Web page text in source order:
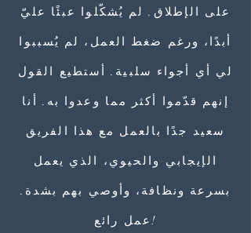
على الإطلاق. لم يُشكّلوا عبئًا عليّ
أبدًا، ورغم ضغط العمل، لم يُسببوا
لي أي أجواء سلبية. أستطيع القول
إنهم قدّموا أكثر مما وعدوا به. أنا
سعيد جدًا بالعمل مع هذا الفريق
الإيجابي والحيوي، الذي يعمل
بسرعة ونظافة، وأوصي بهم بشدة.
عمل رائع!